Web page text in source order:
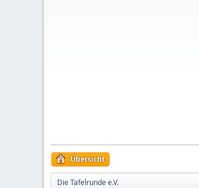
Übersicht
Die Tafelrunde e.V.